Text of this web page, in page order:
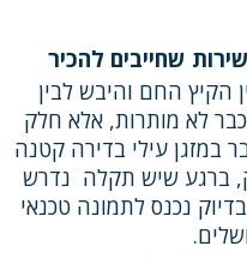
שחייבים להכיר
הקיץ החם והיבש לבין
לא מותרות, אלא חלק
במזגן עילי בדירה קטנה
ברגע שיש תקלה נדרש
נכנס לתמונה טכנאי